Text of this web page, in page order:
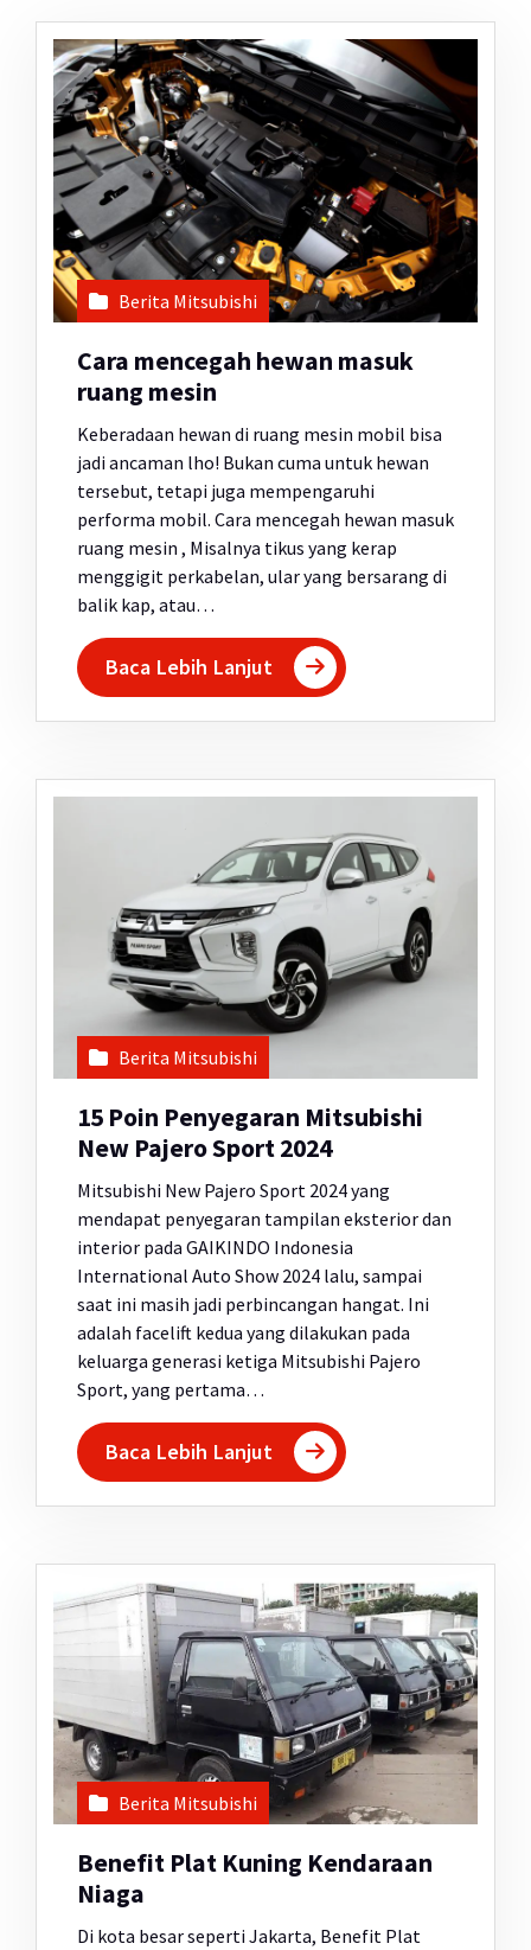
Berita Mitsubishi
Cara mencegah hewan masuk
ruang mesin
Keberadaan hewan di ruang mesin mobil bisa
jadi ancaman lho! Bukan cuma untuk hewan
tersebut, tetapi juga mempengaruhi
performa mobil. Cara mencegah hewan masuk
ruang mesin , Misalnya tikus yang kerap
menggigit perkabelan, ular yang bersarang di
balik kap, atau…
Baca Lebih Lanjut
Berita Mitsubishi
15 Poin Penyegaran Mitsubishi
New Pajero Sport 2024
Mitsubishi New Pajero Sport 2024 yang
mendapat penyegaran tampilan eksterior dan
interior pada GAIKINDO Indonesia
International Auto Show 2024 lalu, sampai
saat ini masih jadi perbincangan hangat. Ini
adalah facelift kedua yang dilakukan pada
keluarga generasi ketiga Mitsubishi Pajero
Sport, yang pertama…
Baca Lebih Lanjut
Berita Mitsubishi
Benefit Plat Kuning Kendaraan
Niaga
Di kota besar seperti Jakarta, Benefit Plat